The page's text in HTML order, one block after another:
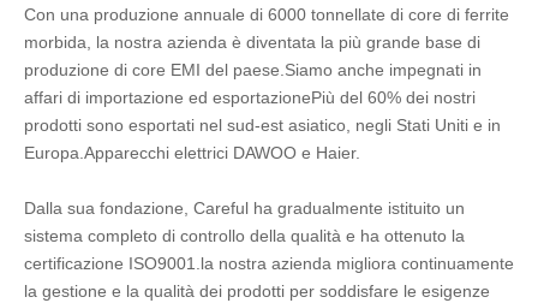
Con una produzione annuale di 6000 tonnellate di core di ferrite
morbida, la nostra azienda è diventata la più grande base di
produzione di core EMI del paese.Siamo anche impegnati in
affari di importazione ed esportazionePiù del 60% dei nostri
prodotti sono esportati nel sud-est asiatico, negli Stati Uniti e in
Europa.Apparecchi elettrici DAWOO e Haier.
Dalla sua fondazione, Careful ha gradualmente istituito un
sistema completo di controllo della qualità e ha ottenuto la
certificazione ISO9001.la nostra azienda migliora continuamente
la gestione e la qualità dei prodotti per soddisfare le esigenze